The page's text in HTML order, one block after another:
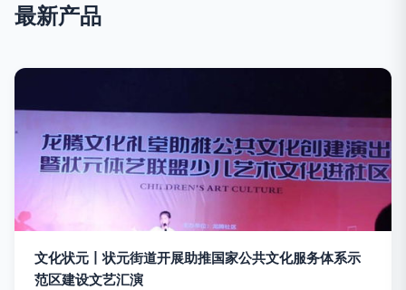
最新产品
文化状元丨状元街道开展助推国家公共文化服务体系示
范区建设文艺汇演